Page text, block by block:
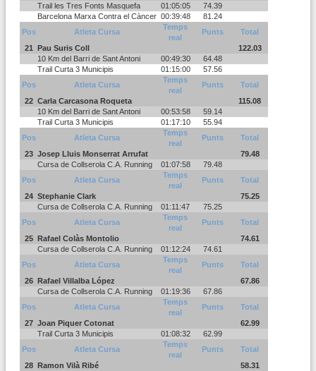
Trail les Tres Fonts Masquefa
01:05:05
74.39
Barcelona Marxa Contra el Càncer 00:39:48
81.24
Pos
Atleta Cursa
Temps
real
Punts
Total
21 Pau Suris Coll
122.03
10 Km del Barri de Sant Antoni
00:49:30
64.48
Trail Curta 3 Municipis
01:15:00
57.56
Pos
Atleta Cursa
Temps
real
Punts
Total
22 Carla Carcasona Roqueta
115.08
10 Km del Barri de Sant Antoni
00:53:58
59.14
Trail Curta 3 Municipis
01:17:10
55.94
Pos
Atleta Cursa
Temps
real
Punts
Total
23 Josep Lluis Monserrat Arrufat
79.48
Cursa de Collserola C.A. Running
01:07:58
79.48
Pos
Atleta Cursa
Temps
real
Punts
Total
24 Stephanie Clark
75.25
Cursa de Collserola C.A. Running
01:11:47
75.25
Pos
Atleta Cursa
Temps
real
Punts
Total
25 Rafael Colàs Montolio
74.61
Cursa de Collserola C.A. Running
01:12:24
74.61
Pos
Atleta Cursa
Temps
real
Punts
Total
26 Rafael Villalba López
67.86
Cursa de Collserola C.A. Running
01:19:36
67.86
Pos
Atleta Cursa
Temps
real
Punts
Total
27 Joan Piquer Cotonat
62.99
Trail Curta 3 Municipis
01:08:32
62.99
Pos
Atleta Cursa
Temps
real
Punts
Total
28 Ramon Vilà Ribé
58.31